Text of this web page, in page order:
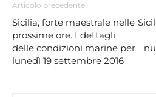
Articolo precedente
Sicilia, forte maestrale nelle
prossime ore. I dettagli
delle condizioni marine per
lunedì 19 settembre 2016